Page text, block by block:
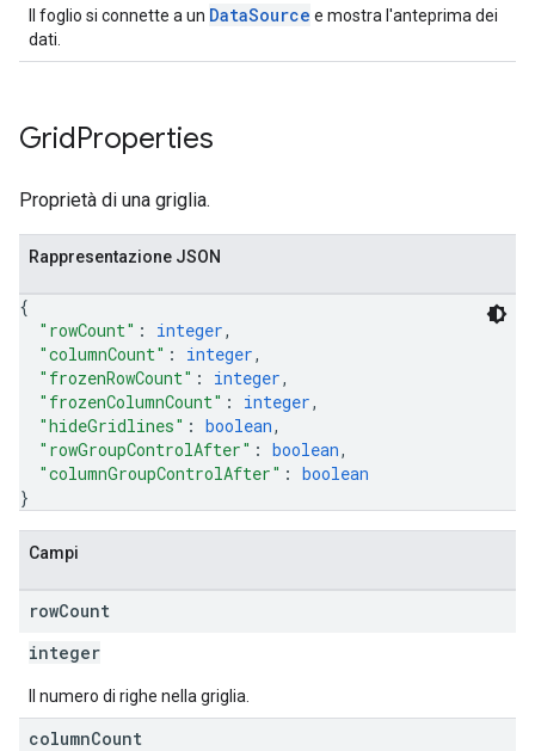
Il foglio si connette a un DataSource e mostra l'anteprima dei
dati.
GridProperties
Proprietà di una griglia.
Rappresentazione JSON
{
"rowCount" : integer,
"columnCount" : integer,
"frozenRowCount" : integer,
"frozenColumnCount" : integer,
"hideGridlines" : boolean,
"rowGroupControlAfter" : boolean,
"columnGroupControlAfter" : boolean
}
Campi
rowCount
integer
Il numero di righe nella griglia.
columnCount